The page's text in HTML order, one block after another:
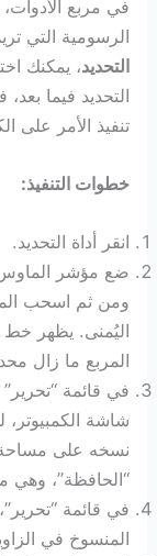
في مربع الأدوات،
الرسومية التي
التحديد، يمكنك
التحديد فيما
تنفيذ الأمر على
خطوات التنفيذ:
انقر أداة التحديد.
ضع مؤشر الماوس
ومن ثم اسحب
اليُمنى. يظهر خط
المربع ما زال
في قائمة
شاشة الكمبيوتر،
نسخه على مساحة
“الحافظة”، وهي
في قائمة
المنسوخ في